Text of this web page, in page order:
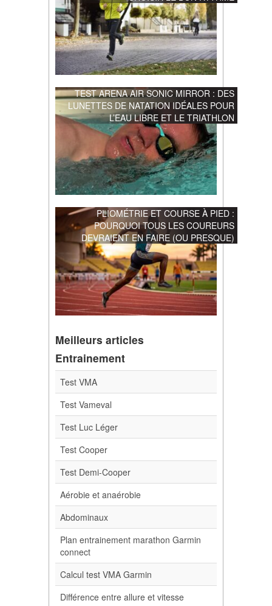
TEST ARENA AIR SONIC MIRROR : DES
LUNETTES DE NATATION IDÉALES POUR
L’EAU LIBRE ET LE TRIATHLON
PLIOMÉTRIE ET COURSE À PIED :
POURQUOI TOUS LES COUREURS
DEVRAIENT EN FAIRE (OU PRESQUE)
Meilleurs articles
Entrainement
Test VMA
Test Vameval
Test Luc Léger
Test Cooper
Test Demi-Cooper
Aérobie et anaérobie
Abdominaux
Plan entrainement marathon Garmin
connect
Calcul test VMA Garmin
Différence entre allure et vitesse